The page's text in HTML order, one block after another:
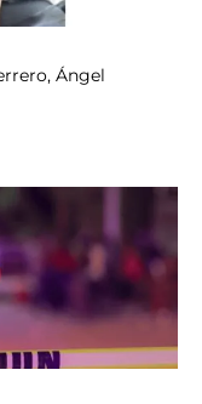
Ángel